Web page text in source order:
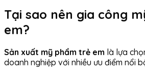
Tại sao nên gia công
em?
Sản xuất mỹ phẩm trẻ em là lựa
doanh nghiệp với nhiều ưu điểm nổi